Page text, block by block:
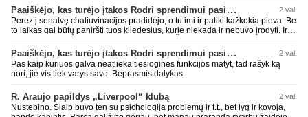
paskutiniu me tu ne tiek daug.
Paaiškėjo, kas turėjo įtakos Rodri sprendimui pasirinkti Barselonos pusę 2 val.
Perez į senatvę chaliuvinacijos pradidėjo, o tu imi ir patiki kažkokia pieva. Be
to laikas gal būtų paniršti tuos kliedesius, kurie niekada ir nebuvo įrodyti. Ir
esat. Kažkaip ne skaniai kvepia. RM todėl ir yra vienas nekenčiamiausių
daugumos fanų klubas, nes pastoviai verke ir verkia kažkokius kliedesius.
Remktis ne kažkokio Perezo kliedesiais, o faktais.
Paaiškėjo, kas turėjo įtakos Rodri sprendimui pasirinkti Barselonos pusę 2 val.
Pas kaip kuriuos galva neatlieka tiesioginės funkcijos matyt, tad rašyk ką
nori, jie vis tiek varys savo. Beprasmis dalykas.
R. Araujo papildys „Liverpool“ klubą 2 val.
Nustebino. Šiaip buvo ten su psichologija problemų ir t.t., bet lyg ir kovoja,